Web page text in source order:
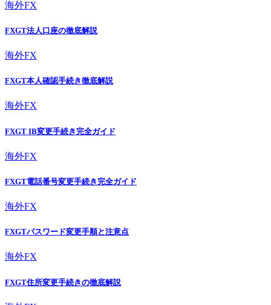
海外FX
FXGT法人口座の徹底解説
海外FX
FXGT本人確認手続き徹底解説
海外FX
FXGT IB変更手続き完全ガイド
海外FX
FXGT電話番号変更手続き完全ガイド
海外FX
FXGTパスワード変更手順と注意点
海外FX
FXGT住所変更手続きの徹底解説